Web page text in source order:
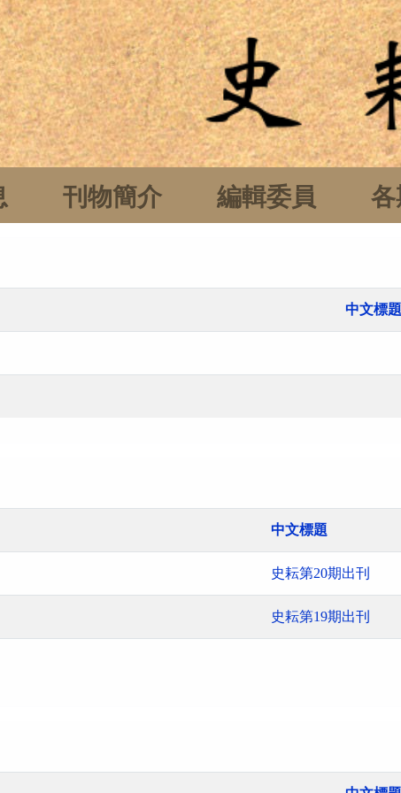
刊物簡介 編輯委員 各
中文標題
中文標題
史耘第20期出刊
史耘第19期出刊